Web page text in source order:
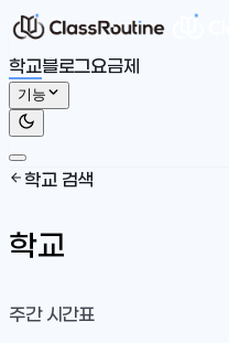
학교블로그요금제
기능
학교 검색
학교
주간 시간표